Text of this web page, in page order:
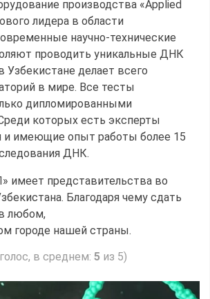
производства «Applied
лидера в области
научно-технические
проводить уникальные ДНК
Узбекистане делает всего
в мире. Все тесты
дипломированными
которых есть эксперты
и имеющие опыт работы более 15
ДНК.
имеет представительства во
Благодаря чему сдать
любом,
городе нашей страны.
голос, в среднем: 5 из 5)